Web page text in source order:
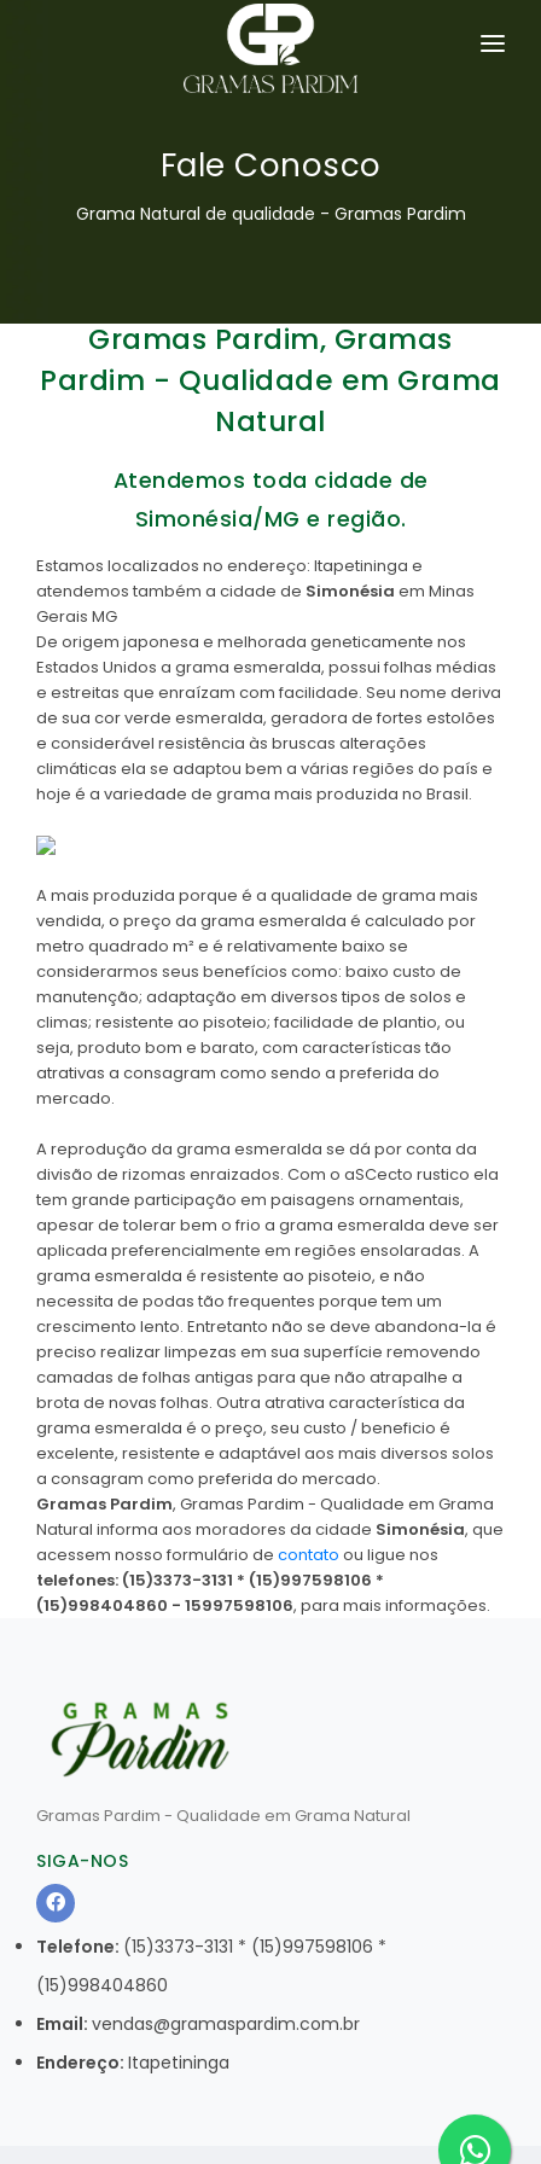
HOME
GRAMAS
DICAS
CONTATO
Fale Conosco
Grama Natural de qualidade - Gramas Pardim
Gramas Pardim, Gramas
Pardim - Qualidade em Grama
Natural
Atendemos toda cidade de
Simonésia/MG e região.
Estamos localizados no endereço: Itapetininga e
atendemos também a cidade de Simonésia em Minas
Gerais MG
De origem japonesa e melhorada geneticamente nos
Estados Unidos a grama esmeralda, possui folhas médias
e estreitas que enraízam com facilidade. Seu nome deriva
de sua cor verde esmeralda, geradora de fortes estolões
e considerável resistência às bruscas alterações
climáticas ela se adaptou bem a várias regiões do país e
hoje é a variedade de grama mais produzida no Brasil.
A mais produzida porque é a qualidade de grama mais
vendida, o preço da grama esmeralda é calculado por
metro quadrado m² e é relativamente baixo se
considerarmos seus benefícios como: baixo custo de
manutenção; adaptação em diversos tipos de solos e
climas; resistente ao pisoteio; facilidade de plantio, ou
seja, produto bom e barato, com características tão
atrativas a consagram como sendo a preferida do
mercado.
A reprodução da grama esmeralda se dá por conta da
divisão de rizomas enraizados. Com o aSCecto rustico ela
tem grande participação em paisagens ornamentais,
apesar de tolerar bem o frio a grama esmeralda deve ser
aplicada preferencialmente em regiões ensolaradas. A
grama esmeralda é resistente ao pisoteio, e não
necessita de podas tão frequentes porque tem um
crescimento lento. Entretanto não se deve abandona-la é
preciso realizar limpezas em sua superfície removendo
camadas de folhas antigas para que não atrapalhe a
brota de novas folhas. Outra atrativa característica da
grama esmeralda é o preço, seu custo / beneficio é
excelente, resistente e adaptável aos mais diversos solos
a consagram como preferida do mercado.
Gramas Pardim, Gramas Pardim - Qualidade em Grama
Natural informa aos moradores da cidade Simonésia, que
acessem nosso formulário de contato ou ligue nos
telefones: (15)3373-3131 * (15)997598106 *
(15)998404860 - 15997598106, para mais informações.
Gramas Pardim - Qualidade em Grama Natural
SIGA-NOS
Telefone: (15)3373-3131 * (15)997598106 *
(15)998404860
Email: vendas@gramaspardim.com.br
Endereço: Itapetininga